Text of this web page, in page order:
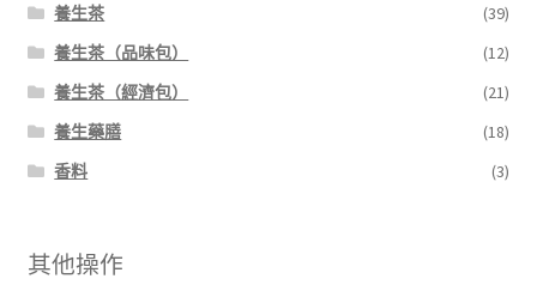
養生茶
(39)
養生茶（品味包）
(12)
養生茶（經濟包）
(21)
養生藥膳
(18)
香料
(3)
其他操作